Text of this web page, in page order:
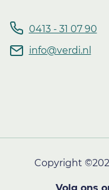
0413 - 31 07 90
info@verdi.nl
Copyright